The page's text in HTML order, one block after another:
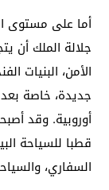
أما على مستوى
الأمن، البنيات
جديدة، خاصة
أوروبية. وقد
قطبا للسياحة
السفاري،